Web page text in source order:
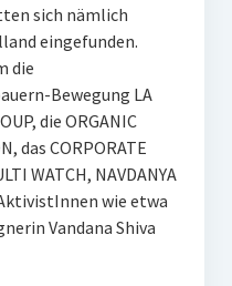
sich nämlich
eingefunden.
die
Bewegung LA
die ORGANIC
das CORPORATE
WATCH, NAVDANYA
wie etwa
Vandana Shiva